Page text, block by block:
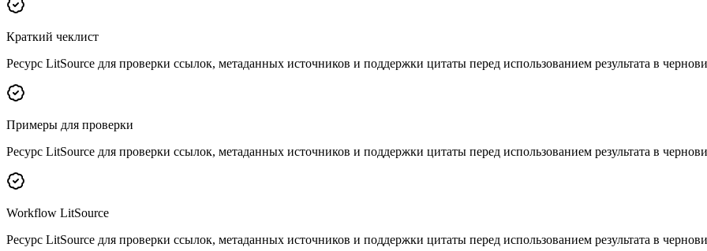
Краткий чеклист
Ресурс LitSource для проверки ссылок, метаданных источников и поддержки цитаты перед использованием результата в
Примеры для проверки
Ресурс LitSource для проверки ссылок, метаданных источников и поддержки цитаты перед использованием результата в
Workflow LitSource
Ресурс LitSource для проверки ссылок, метаданных источников и поддержки цитаты перед использованием результата в